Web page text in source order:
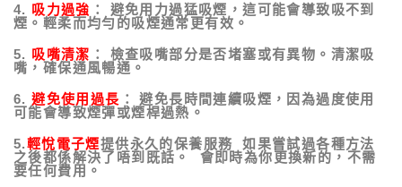
4. 吸力過強 ： 避免用力過猛吸煙，這可能會導致吸不到
煙。輕柔而均勻的吸煙通常更有效。
5. 吸嘴清潔 ： 檢查吸嘴部分是否堵塞或有異物。清潔吸
嘴，確保通風暢通。
6.避免使用過長 ： 避免長時間連續吸煙，因為過度使用
可能會導致煙彈或煙桿過熱。
5.輕悅電子煙提供永久的保養服務 如果嘗試過各種方法
之後都係解決了唔到既話。 會即時為你更換新的，不需
要任何費用。